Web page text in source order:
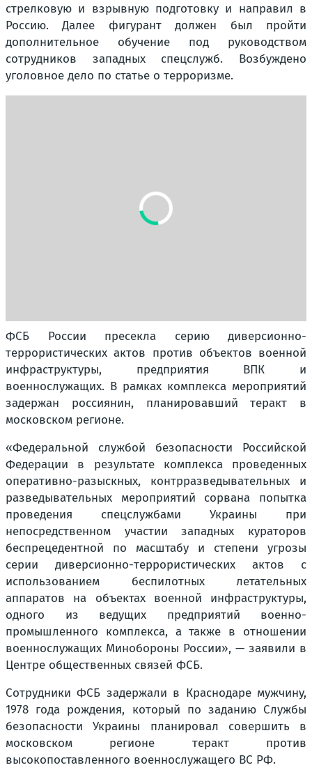
стрелковую и взрывную подготовку и направил в
Россию. Далее фигурант должен был пройти
дополнительное обучение под руководством
сотрудников западных спецслужб. Возбуждено
уголовное дело по статье о терроризме.
ФСБ России пресекла серию диверсионно-
террористических актов против объектов военной
инфраструктуры, предприятия ВПК и
военнослужащих. В рамках комплекса мероприятий
задержан россиянин, планировавший теракт в
московском регионе.
«Федеральной службой безопасности Российской
Федерации в результате комплекса проведенных
оперативно-разыскных, контрразведывательных и
разведывательных мероприятий сорвана попытка
проведения спецслужбами Украины при
непосредственном участии западных кураторов
беспрецедентной по масштабу и степени угрозы
серии диверсионно-террористических актов с
использованием беспилотных летательных
аппаратов на объектах военной инфраструктуры,
одного из ведущих предприятий военно-
промышленного комплекса, а также в отношении
военнослужащих Минобороны России», — заявили в
Центре общественных связей ФСБ.
Сотрудники ФСБ задержали в Краснодаре мужчину,
1978 года рождения, который по заданию Службы
безопасности Украины планировал совершить в
московском регионе теракт против
высокопоставленного военнослужащего ВС РФ.